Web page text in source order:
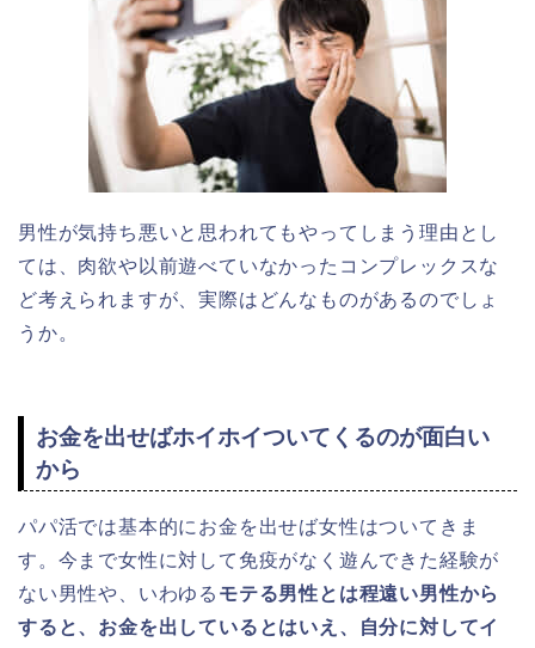
男性が気持ち悪いと思われてもやってしまう理由とし
ては、肉欲や以前遊べていなかったコンプレックスな
ど考えられますが、実際はどんなものがあるのでしょ
うか。
お金を出せばホイホイついてくるのが面白い
から
パパ活では基本的にお金を出せば女性はついてきま
す。今まで女性に対して免疫がなく遊んできた経験が
ない男性や、いわゆる モテる男性とは程遠い男性から
すると、お金を出しているとはいえ、自分に対してイ